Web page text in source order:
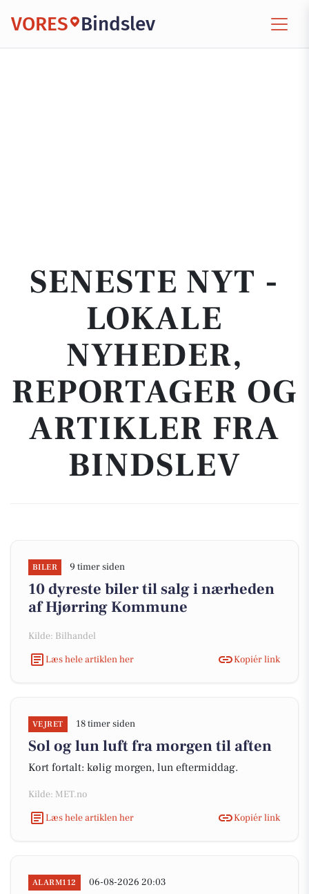
VORES Bindslev
SENESTE NYT -
LOKALE
NYHEDER,
REPORTAGER OG
ARTIKLER FRA
BINDSLEV
BILER 9 timer siden
10 dyreste biler til salg i nærheden
af Hjørring Kommune
Kilde: Bilhandel
Læs hele artiklen her
Kopiér link
VEJRET 18 timer siden
Sol og lun luft fra morgen til aften
Kort fortalt: kølig morgen, lun eftermiddag.
Kilde: MET.no
Læs hele artiklen her
Kopiér link
ALARM112 06-08-2026 20:03